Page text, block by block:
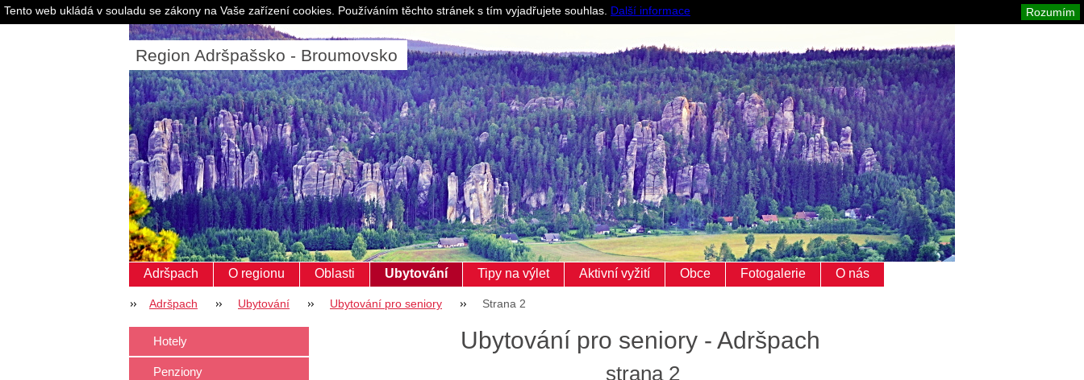
Region Adršpašsko - Broumovsko
Pro ubytovatele
Adršpach O regionu Oblasti Ubytování Tipy na výlet Aktivní vyžití Obce Fotogalerie O nás
Adršpach Ubytování Ubytování pro seniory Strana 2
Ubytování pro seniory - Adršpach
strana 2
Hotely
Penziony
Tento web ukládá v souladu se zákony na Vaše zařízení cookies. Používáním těchto stránek s tím vyjadřujete souhlas. Rozumím
Další informace